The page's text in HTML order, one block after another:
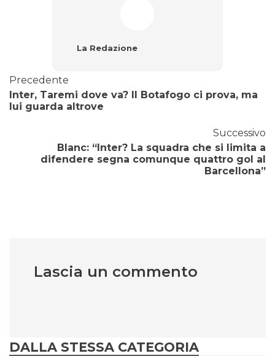
La Redazione
Precedente
Inter, Taremi dove va? Il Botafogo ci prova, ma
lui guarda altrove
Successivo
Blanc: “Inter? La squadra che si limita a
difendere segna comunque quattro gol al
Barcellona”
Lascia un commento
DALLA STESSA CATEGORIA